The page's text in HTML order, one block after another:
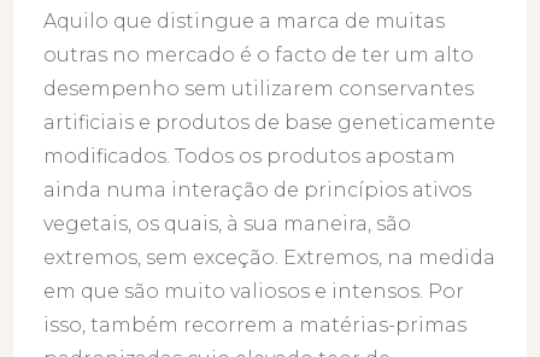
Aquilo que distingue a marca de muitas
outras no mercado é o facto de ter um alto
desempenho sem utilizarem conservantes
artificiais e produtos de base geneticamente
modificados. Todos os produtos apostam
ainda numa interação de princípios ativos
vegetais, os quais, à sua maneira, são
extremos, sem exceção. Extremos, na medida
em que são muito valiosos e intensos. Por
isso, também recorrem a matérias-primas